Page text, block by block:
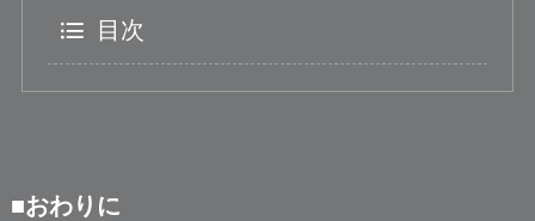
目次
■おわりに